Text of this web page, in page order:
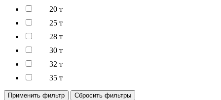
20 т
25 т
28 т
30 т
32 т
35 т
Применить фильтр Сбросить фильтры